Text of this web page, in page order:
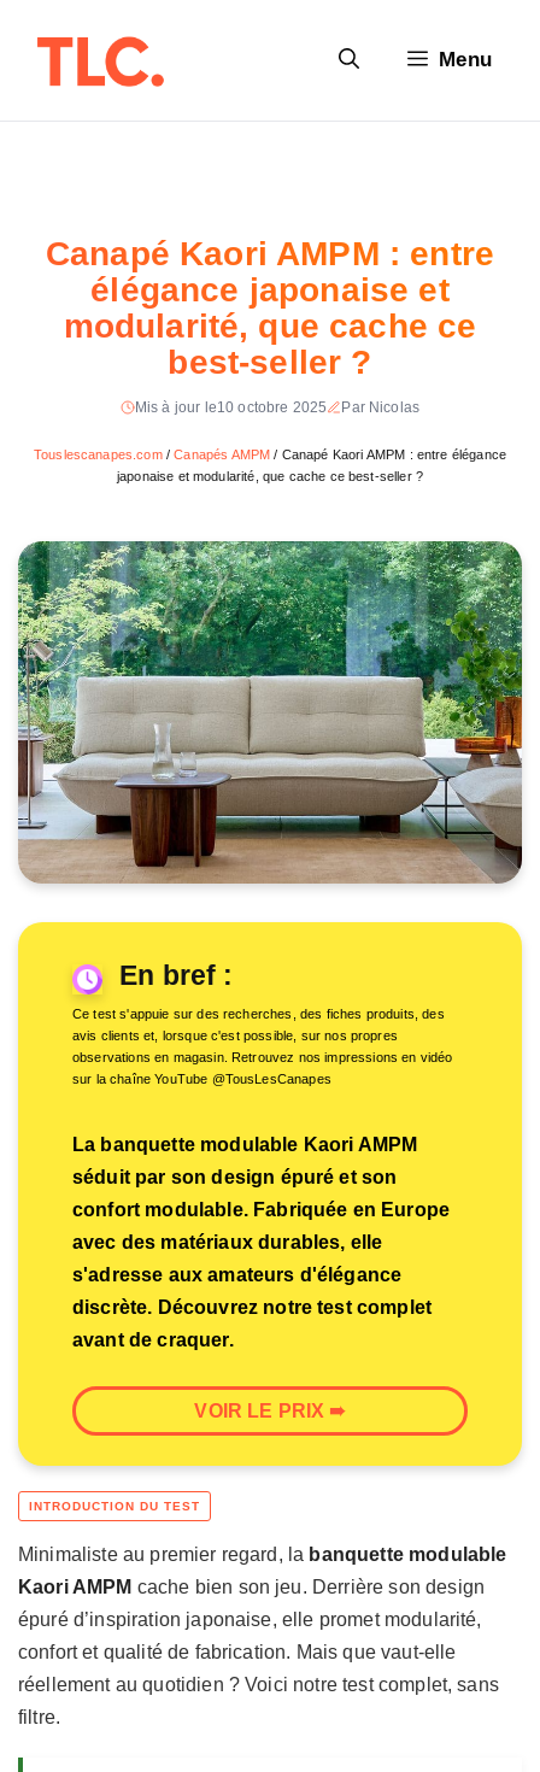
Menu
Canapé Kaori AMPM : entre
élégance japonaise et
modularité, que cache ce
best-seller ?
Mis à jour le10 octobre 2025 Par Nicolas
Touslescanapes.com/Canapés AMPM / Canapé Kaori AMPM : entre élégance
japonaise et modularité, que cache ce best-seller ?
En bref :
Ce test s'appuie sur des recherches, des fiches produits, des
avis clients et, lorsque c'est possible, sur nos propres
observations en magasin. Retrouvez nos impressions en vidéo
sur la chaîne YouTube @TousLesCanapes
La banquette modulable Kaori AMPM
séduit par son design épuré et son
confort modulable. Fabriquée en Europe
avec des matériaux durables, elle
s'adresse aux amateurs d'élégance
discrète. Découvrez notre test complet
avant de craquer.
VOIR LE PRIX ➠
Minimaliste au premier regard, la banquette modulable
Kaori AMPM cache bien son jeu. Derrière son design
épuré d’inspiration japonaise, elle promet modularité,
confort et qualité de fabrication. Mais que vaut-elle
réellement au quotidien ? Voici notre test complet, sans
filtre.